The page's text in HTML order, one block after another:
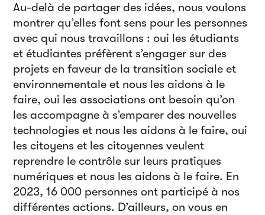
Au-delà de partager des idées, nous voulons
montrer qu’elles font sens pour les personnes
avec qui nous travaillons : oui les étudiants
et étudiantes préfèrent s’engager sur des
projets en faveur de la transition sociale et
environnementale et nous les aidons à le
faire, oui les associations ont besoin qu’on
les accompagne à s’emparer des nouvelles
technologies et nous les aidons à le faire, oui
les citoyens et les citoyennes veulent
reprendre le contrôle sur leurs pratiques
numériques et nous les aidons à le faire. En
2023, 16 000 personnes ont participé à nos
différentes actions. D’ailleurs, on vous en